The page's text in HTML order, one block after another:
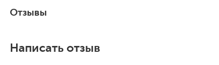
Отзывы
Написать отзыв